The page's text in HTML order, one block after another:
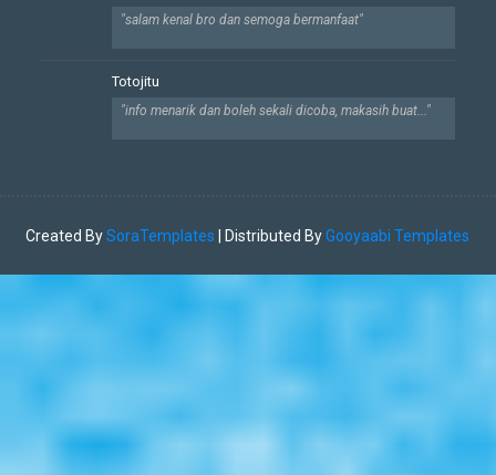
"salam kenal bro dan semoga bermanfaat"
Totojitu
"info menarik dan boleh sekali dicoba, makasih buat..."
Created BySoraTemplates | Distributed ByGooyaabi Templates